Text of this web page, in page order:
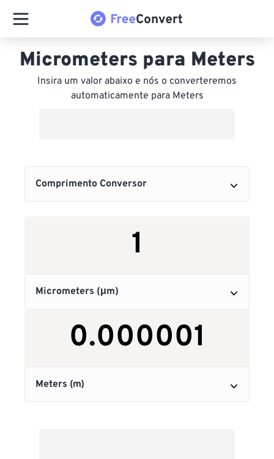
Micrometers para Meters
Insira um valor abaixo e nós o converteremos
automaticamente para Meters